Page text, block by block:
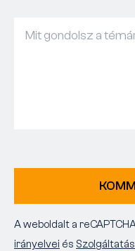
A weboldalt a
irányelvei és